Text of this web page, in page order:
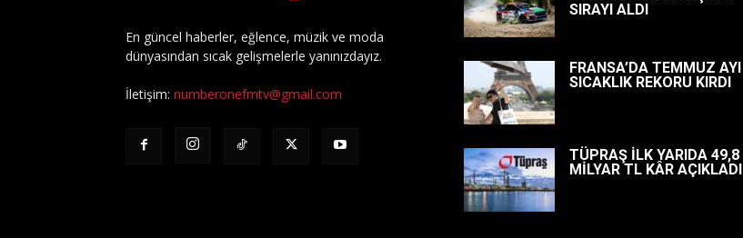
En güncel haberler, eğlence, müzik ve moda
dünyasından sıcak gelişmelerle yanınızdayız.
İletişim: numberonefmtv@gmail.com
SIRAYI ALDI
FRANSA’DA TEMMUZ AYI
SICAKLIK REKORU KIRDI
TÜPRAŞ İLK YARIDA 49,8
MİLYAR TL KÂR AÇIKLADI